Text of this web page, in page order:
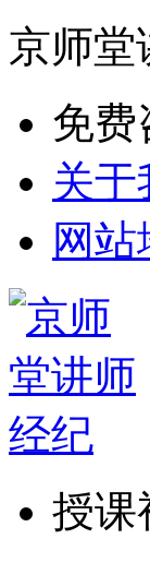
京师堂
免费
关于
网站
授课